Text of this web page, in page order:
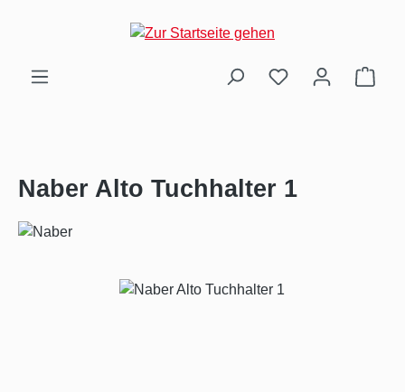
Zum Hauptinhalt springen
Naber Alto Tuchhalter 1
Bildergalerie überspringen